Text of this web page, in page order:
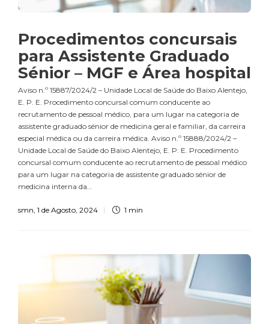
Procedimentos concursais
para Assistente Graduado
Sénior – MGF e Área hospital
Aviso n.º 15887/2024/2 – Unidade Local de Saúde do Baixo Alentejo,
E. P. E. Procedimento concursal comum conducente ao
recrutamento de pessoal médico, para um lugar na categoria de
assistente graduado sénior de medicina geral e familiar, da carreira
especial médica ou da carreira médica. Aviso n.º 15888/2024/2 –
Unidade Local de Saúde do Baixo Alentejo, E. P. E. Procedimento
concursal comum conducente ao recrutamento de pessoal médico
para um lugar na categoria de assistente graduado sénior de
medicina interna da...
smn 1 de Agosto, 2024 1 min